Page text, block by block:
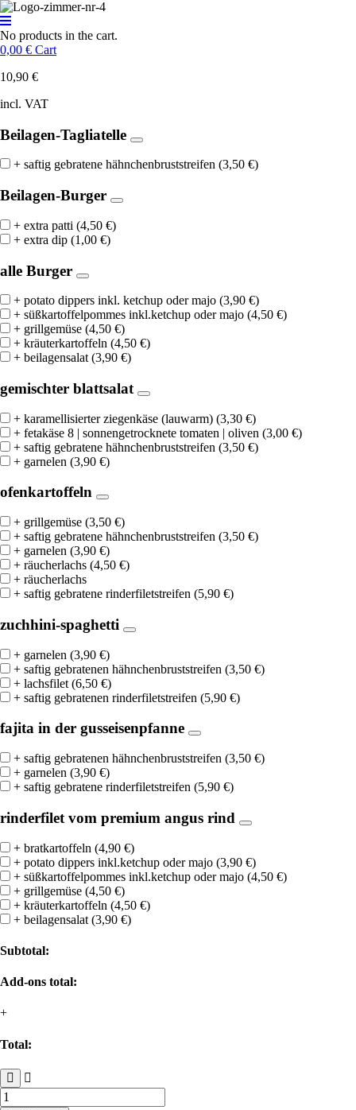
No products in the cart.
0,00 € Cart
10,90 €
incl. VAT
Beilagen-Tagliatelle
+ saftig gebratene hähnchenbruststreifen (3,50 €)
Beilagen-Burger
+ extra patti (4,50 €)
+ extra dip (1,00 €)
alle Burger
+ potato dippers inkl. ketchup oder majo (3,90 €)
+ süßkartoffelpommes inkl.ketchup oder majo (4,50 €)
+ grillgemüse (4,50 €)
+ kräuterkartoffeln (4,50 €)
+ beilagensalat (3,90 €)
gemischter blattsalat
+ karamellisierter ziegenkäse (lauwarm) (3,30 €)
+ fetakäse 8 | sonnengetrocknete tomaten | oliven (3,00 €)
+ saftig gebratene hähnchenbruststreifen (3,50 €)
+ garnelen (3,90 €)
ofenkartoffeln
+ grillgemüse (3,50 €)
+ saftig gebratene hähnchenbruststreifen (3,50 €)
+ garnelen (3,90 €)
+ räucherlachs (4,50 €)
+ räucherlachs
+ saftig gebratene rinderfiletstreifen (5,90 €)
zuchhini-spaghetti
+ garnelen (3,90 €)
+ saftig gebratenen hähnchenbruststreifen (3,50 €)
+ lachsfilet (6,50 €)
+ saftig gebratenen rinderfiletstreifen (5,90 €)
fajita in der gusseisenpfanne
+ saftig gebratenen hähnchenbruststreifen (3,50 €)
+ garnelen (3,90 €)
+ saftig gebratene rinderfiletstreifen (5,90 €)
rinderfilet vom premium angus rind
+ bratkartoffeln (4,90 €)
+ potato dippers inkl.ketchup oder majo (3,90 €)
+ süßkartoffelpommes inkl.ketchup oder majo (4,50 €)
+ grillgemüse (4,50 €)
+ kräuterkartoffeln (4,50 €)
+ beilagensalat (3,90 €)
Subtotal:
Add-ons total:
+
Total:
rucolasalat